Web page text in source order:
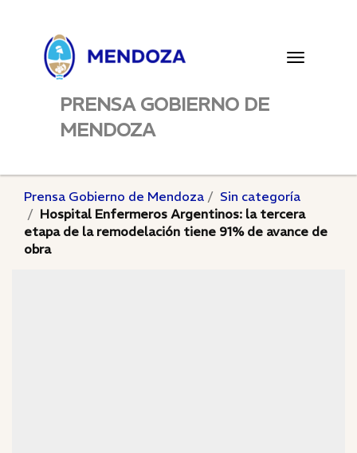
Toggle
PRENSA GOBIERNO DE
MENDOZA
Prensa Gobierno de Mendoza
Sin categoría
Hospital Enfermeros Argentinos: la tercera
etapa de la remodelación tiene 91% de avance de
obra